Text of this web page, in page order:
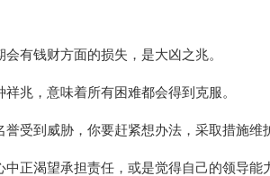
有钱财方面的损失，是大凶之兆。
兆，意味着所有困难都会得到克服。
受到威胁，你要赶紧想办法，采取措施维
中正渴望承担责任，或是觉得自己的领导能